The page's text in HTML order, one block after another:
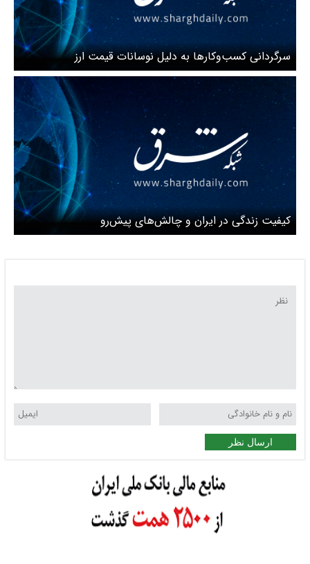
سرگردانی کسب‌وکارها به دلیل نوسانات قیمت ارز
کیفیت زندگی در ایران و چالش‌های پیش‌رو
ارسال نظر